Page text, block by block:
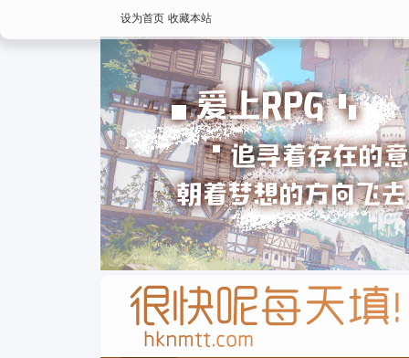
设为首页 收藏本站